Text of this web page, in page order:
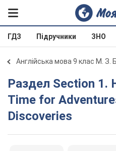
ГДЗ Підручники ЗНО
Англійська мова 9 клас М. З.
Раздел Section 1. Holidays Are a
Time for
Discoveries